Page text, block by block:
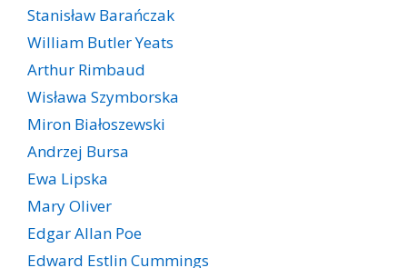
Stanisław Barańczak
William Butler Yeats
Arthur Rimbaud
Wisława Szymborska
Miron Białoszewski
Andrzej Bursa
Ewa Lipska
Mary Oliver
Edgar Allan Poe
Edward Estlin Cummings